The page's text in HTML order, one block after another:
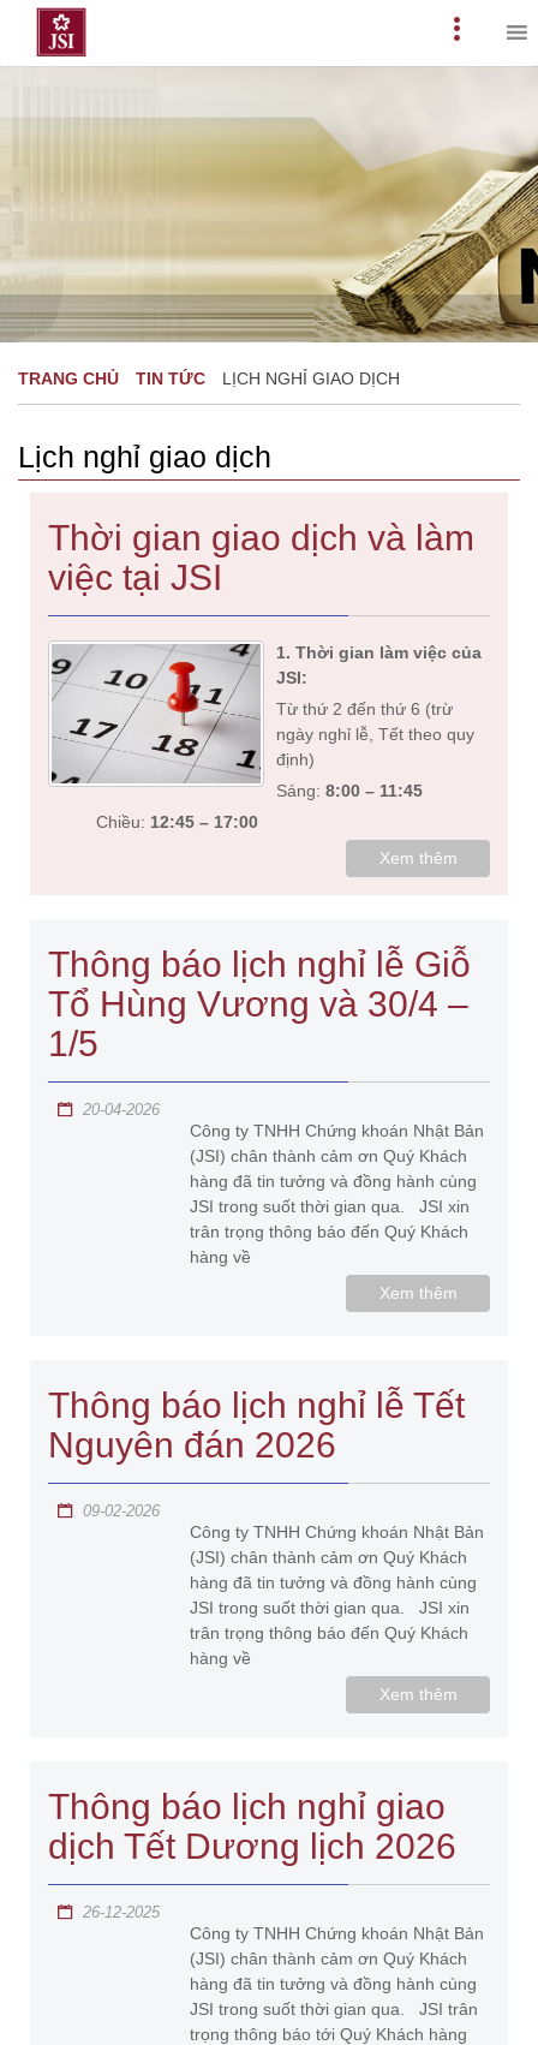
content
Primary
Menu
TRANG CHỦ TIN TỨC LỊCH NGHỈ GIAO DỊCH
Lịch nghỉ giao dịch
Thời gian giao dịch và làm
việc tại JSI
1. Thời gian làm việc của
JSI:
Từ thứ 2 đến thứ 6 (trừ
ngày nghỉ lễ, Tết theo quy
định)
Sáng:8:00 – 11:45
Chiều: 12:45 – 17:00
Xem thêm
Thông báo lịch nghỉ lễ Giỗ
Tổ Hùng Vương và 30/4 –
1/5
20-04-2026
Công ty TNHH Chứng khoán Nhật Bản
(JSI) chân thành cảm ơn Quý Khách
hàng đã tin tưởng và đồng hành cùng
JSI trong suốt thời gian qua. JSI xin
trân trọng thông báo đến Quý Khách
hàng về
Xem thêm
Thông báo lịch nghỉ lễ Tết
Nguyên đán 2026
09-02-2026
Công ty TNHH Chứng khoán Nhật Bản
(JSI) chân thành cảm ơn Quý Khách
hàng đã tin tưởng và đồng hành cùng
JSI trong suốt thời gian qua. JSI xin
trân trọng thông báo đến Quý Khách
hàng về
Xem thêm
Thông báo lịch nghỉ giao
dịch Tết Dương lịch 2026
26-12-2025
Công ty TNHH Chứng khoán Nhật Bản
(JSI) chân thành cảm ơn Quý Khách
hàng đã tin tưởng và đồng hành cùng
JSI trong suốt thời gian qua. JSI trân
trọng thông báo tới Quý Khách hàng